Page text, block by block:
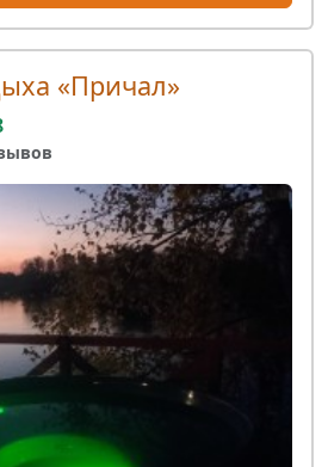
«Причал»